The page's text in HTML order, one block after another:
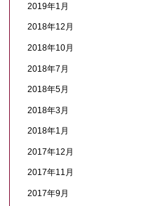
2019年1月
2018年12月
2018年10月
2018年7月
2018年5月
2018年3月
2018年1月
2017年12月
2017年11月
2017年9月